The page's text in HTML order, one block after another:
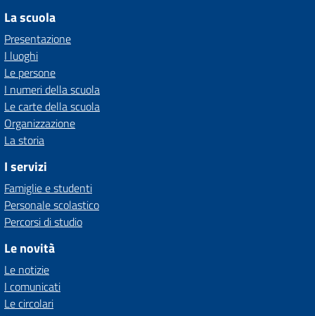
La scuola
Presentazione
I luoghi
Le persone
I numeri della scuola
Le carte della scuola
Organizzazione
La storia
I servizi
Famiglie e studenti
Personale scolastico
Percorsi di studio
Le novità
Le notizie
I comunicati
Le circolari